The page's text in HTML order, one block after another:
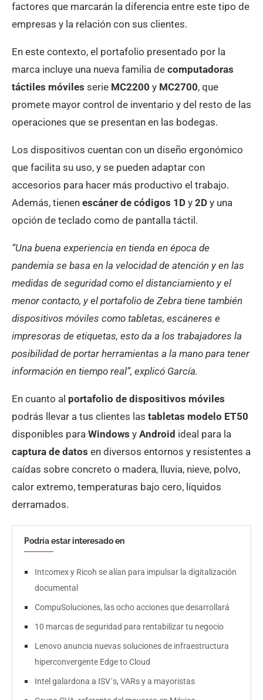
factores que marcarán la diferencia entre este tipo de
empresas y la relación con sus clientes.
En este contexto, el portafolio presentado por la
marca incluye una nueva familia de computadoras
táctiles móviles serie MC2200 y MC2700, que
promete mayor control de inventario y del resto de las
operaciones que se presentan en las bodegas.
Los dispositivos cuentan con un diseño ergonómico
que facilita su uso, y se pueden adaptar con
accesorios para hacer más productivo el trabajo.
Además, tienen escáner de códigos 1D y 2D y una
opción de teclado como de pantalla táctil.
“Una buena experiencia en tienda en época de
pandemia se basa en la velocidad de atención y en las
medidas de seguridad como el distanciamiento y el
menor contacto, y el portafolio de Zebra tiene también
dispositivos móviles como tabletas, escáneres e
impresoras de etiquetas, esto da a los trabajadores la
posibilidad de portar herramientas a la mano para tener
información en tiempo real”, explicó García.
En cuanto al portafolio de dispositivos móviles
podrás llevar a tus clientes las tabletas modelo ET50
disponibles para Windows y Android ideal para la
captura de datos en diversos entornos y resistentes a
caídas sobre concreto o madera, lluvia, nieve, polvo,
calor extremo, temperaturas bajo cero, líquidos
derramados.
Podría estar interesado en
Intcomex y Ricoh se alían para impulsar la digitalización
documental
CompuSoluciones, las ocho acciones que desarrollará
10 marcas de seguridad para rentabilizar tu negocio
Lenovo anuncia nuevas soluciones de infraestructura
hiperconvergente Edge to Cloud
Intel galardona a ISV´s, VARs y a mayoristas